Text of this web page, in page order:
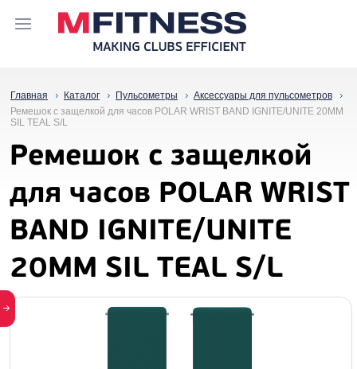
Главная Каталог Пульсометры
Аксессуары для пульсометров
Ремешок с защелкой для часов POLAR WRIST BAND IGNITE/UNITE 20MM
SIL TEAL S/L
Ремешок с защелкой
для часов POLAR WRIST
BAND IGNITE/UNITE
20MM SIL TEAL S/L